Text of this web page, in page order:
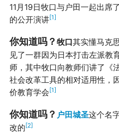
11月19日牧口与户田一起出席
的公开演讲[1]
你知道吗？牧口其实懂马克
见了一群因为日本打击左派教
师，其中牧口向教师们讲了《
社会改革工具的相对适用性，
价教育学会[1]
你知道吗？ 户田城圣这个名
改的[2]